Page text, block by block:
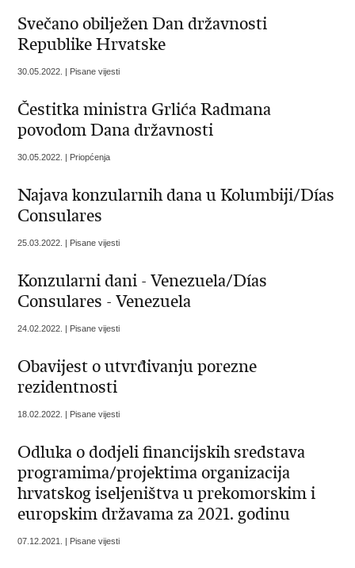
Svečano obilježen Dan državnosti
Republike Hrvatske
30.05.2022. | Pisane vijesti
Čestitka ministra Grlića Radmana
povodom Dana državnosti
30.05.2022. | Priopćenja
Najava konzularnih dana u Kolumbiji/Días
Consulares
25.03.2022. | Pisane vijesti
Konzularni dani - Venezuela/Días
Consulares - Venezuela
24.02.2022. | Pisane vijesti
Obavijest o utvrđivanju porezne
rezidentnosti
18.02.2022. | Pisane vijesti
Odluka o dodjeli financijskih sredstava
programima/projektima organizacija
hrvatskog iseljeništva u prekomorskim i
europskim državama za 2021. godinu
07.12.2021. | Pisane vijesti